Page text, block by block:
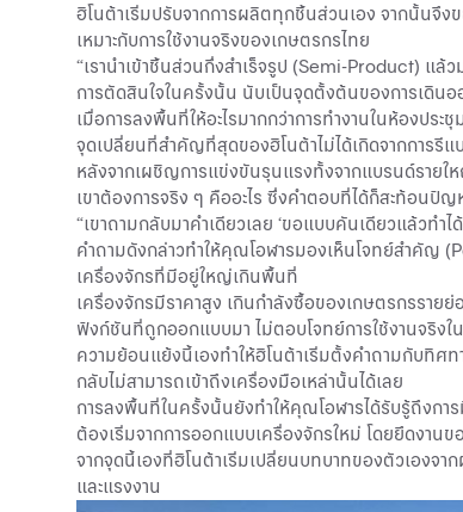
ฮิโนต้าเริ่มปรับจากการผลิตทุกชิ้นส่วนเอง จากนั้นจึง
เหมาะกับการใช้งานจริงของเกษตรกรไทย
“เรานำเข้าชิ้นส่วนกึ่งสำเร็จรูป (Semi-Product) แ
การตัดสินใจในครั้งนั้น นับเป็นจุดตั้งต้นของการเดินอ
เมื่อการลงพื้นที่ให้อะไรมากกว่าการทำงานในห้องประชุ
จุดเปลี่ยนที่สำคัญที่สุดของฮิโนต้าไม่ได้เกิดจากการรี
หลังจากเผชิญการแข่งขันรุนแรงทั้งจากแบรนด์รายใ
เขาต้องการจริง ๆ คืออะไร ซึ่งคำตอบที่ได้ก็สะท้อนปั
“เขาถามกลับมาคำเดียวเลย ‘ขอแบบคันเดียวแล้วทำไ
คำถามดังกล่าวทำให้คุณโอฬารมองเห็นโจทย์สำคัญ
เครื่องจักรที่มีอยู่ใหญ่เกินพื้นที่
เครื่องจักรมีราคาสูง เกินกำลังซื้อของเกษตรกรรายย่
ฟังก์ชันที่ถูกออกแบบมา ไม่ตอบโจทย์การใช้งานจริงใ
ความย้อนแย้งนี้เองทำให้ฮิโนต้าเริ่มตั้งคำถามกับทิศ
กลับไม่สามารถเข้าถึงเครื่องมือเหล่านั้นได้เลย
การลงพื้นที่ในครั้งนั้นยังทำให้คุณโอฬารได้รับรู้ถึงกา
ต้องเริ่มจากการออกแบบเครื่องจักรใหม่ โดยยึดงาน
จากจุดนี้เองที่ฮิโนต้าเริ่มเปลี่ยนบทบาทของตัวเองจ
และแรงงาน